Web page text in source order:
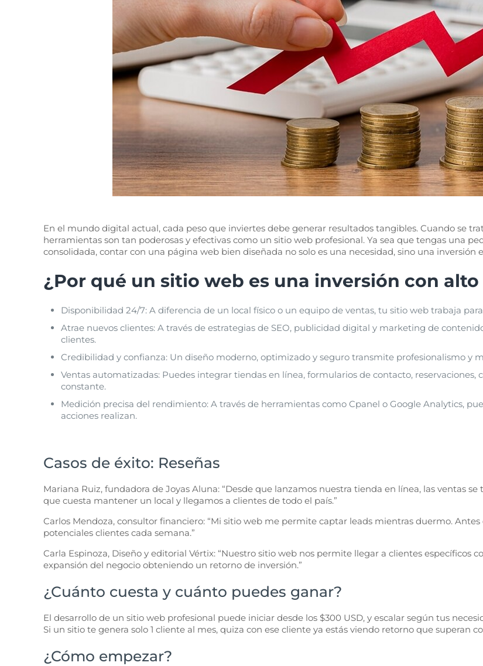
En el mundo digital actual, cada peso que inviertes debe generar resultados tangibles. Cuando se
herramientas son tan poderosas y efectivas como un sitio web profesional. Ya sea que tengas una
consolidada, contar con una página web bien diseñada no solo es una necesidad, sino una inversión
¿Por qué un sitio web es una inversión con alto
Disponibilidad 24/7: A diferencia de un local físico o un equipo de ventas, tu sitio web trabaja
Atrae nuevos clientes: A través de estrategias de SEO, publicidad digital y marketing de
clientes.
Credibilidad y confianza: Un diseño moderno, optimizado y seguro transmite profesionalismo y
Ventas automatizadas: Puedes integrar tiendas en línea, formularios de contacto,
constante.
Medición precisa del rendimiento: A través de herramientas como Cpanel o Google Analytics,
acciones realizan.
Casos de éxito: Reseñas
Mariana Ruiz, fundadora de Joyas Aluna: “Desde que lanzamos nuestra tienda en línea, las ventas
que cuesta mantener un local y llegamos a clientes de todo el país.”
Carlos Mendoza, consultor financiero: “Mi sitio web me permite captar leads mientras duermo.
potenciales clientes cada semana.”
Carla Espinoza, Diseño y editorial Vértix: “Nuestro sitio web nos permite llegar a clientes específicos
expansión del negocio obteniendo un retorno de inversión.”
¿Cuánto cuesta y cuánto puedes ganar?
El desarrollo de un sitio web profesional puede iniciar desde los $300 USD, y escalar según tus
Si un sitio te genera solo 1 cliente al mes, quiza con ese cliente ya estás viendo retorno que superan
¿Cómo empezar?